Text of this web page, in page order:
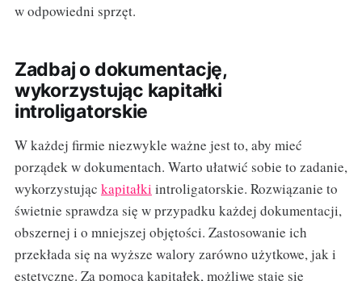
w odpowiedni sprzęt.
Zadbaj o dokumentację,
wykorzystując kapitałki
introligatorskie
W każdej firmie niezwykle ważne jest to, aby mieć
porządek w dokumentach. Warto ułatwić sobie to zadanie,
wykorzystując kapitałki introligatorskie. Rozwiązanie to
świetnie sprawdza się w przypadku każdej dokumentacji,
obszernej i o mniejszej objętości. Zastosowanie ich
przekłada się na wyższe walory zarówno użytkowe, jak i
estetyczne. Za pomocą kapitałek, możliwe staje się